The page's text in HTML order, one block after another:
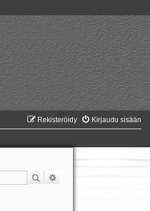
Kirjaudu sisään
Rekisteröidy
Etsi